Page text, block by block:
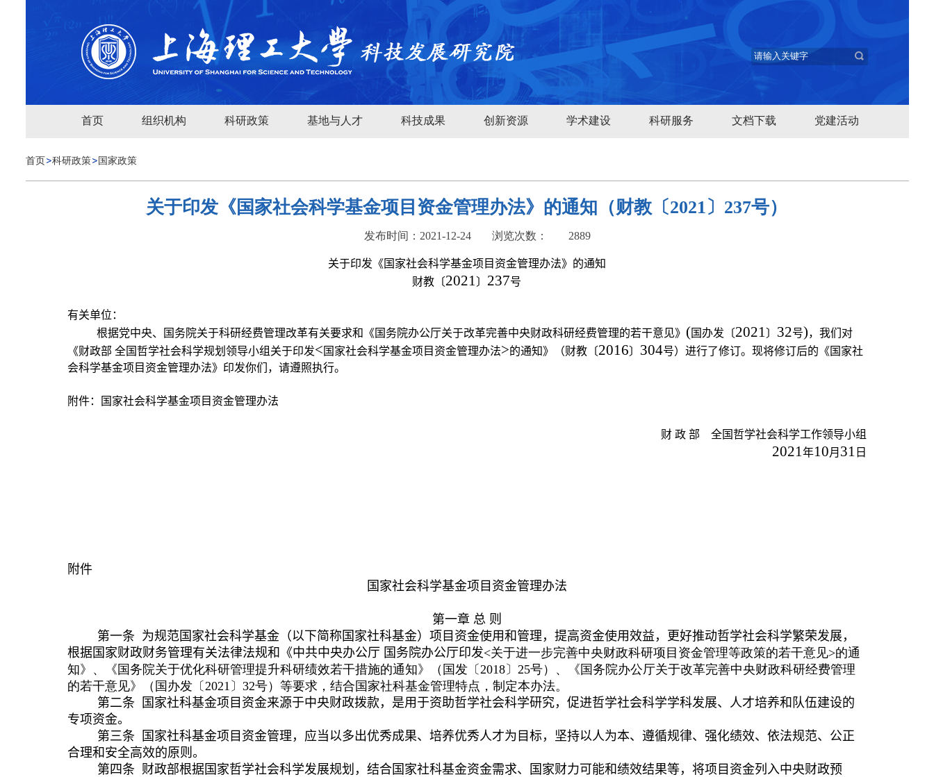
首页 组织机构 科研政策 基地与人才 科技成果 创新资源 学术建设 科研服务 文档下载 党建活动
首页 科研政策 国家政策
关于印发《国家社会科学基金项目资金管理办法》的通知（财教〔2021〕237号）
发布时间：2021-12-24 浏览次数： 2889
关于印发《国家社会科学基金项目资金管理办法》的通知
财教〔2021〕 237号
有关单位：
根据党中央、国务院关于科研经费管理改革有关要求和《国务院办公厅关于改革完善中央财政科研经费管理的若干意见》 (国办发〔2021〕 32号)，我们对
《财政部 全国哲学社会科学规划领导小组关于印发< 国家社会科学基金项目资金管理办法>的通知》（财教〔2016〕 304号）进行了修订。现将修订后的《国家社
会科学基金项目资金管理办法》印发你们，请遵照执行。
附件：国家社会科学基金项目资金管理办法
财 政 部 全国哲学社会科学工作领导小组
2021年10月 31 日
附件
国家社会科学基金项目资金管理办法
第一章 总 则
第一条 为规范国家社会科学基金（以下简称国家社科基金）项目资金使用和管理，提高资金使用效益，更好推动哲学社会科学繁荣发展，
根据国家财政财务管理有关法律法规和《中共中央办公厅 国务院办公厅印发<关于进一步完善中央财政科研项目资金管理等政策的若干意见>的通
知》、《国务院关于优化科研管理提升科研绩效若干措施的通知》（国发〔 2018〕 25号）、《国务院办公厅关于改革完善中央财政科研经费管理
的若干意见》（国办发〔 2021 〕 32号）等要求，结合国家社科基金管理特点，制定本办法。
第二条
国家社科基金项目资金来源于中央财政拨款，是用于资助哲学社会科学研究，促进哲学社会科学学科发展、人才培养和队伍建设的
专项资金。
第三条 国家社科基金项目资金管理，应当以多出优秀成果、培养优秀人才为目标，坚持以人为本、遵循规律、 强化绩效、依法规范、公正
合理和安全高效的原则。
第四条 财政部根据国家哲学社会科学发展规划，结合国家社科基金资金需求、 国家财力可能和绩效结果等，将项目资金列入中央财政预